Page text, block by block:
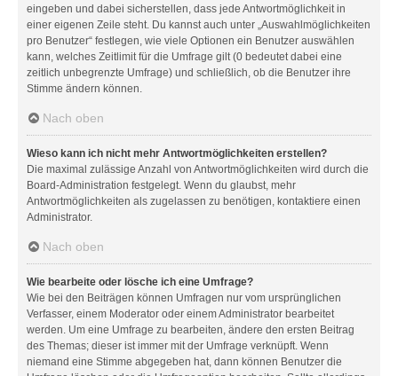
eingeben und dabei sicherstellen, dass jede Antwortmöglichkeit in
einer eigenen Zeile steht. Du kannst auch unter „Auswahlmöglichkeiten
pro Benutzer“ festlegen, wie viele Optionen ein Benutzer auswählen
kann, welches Zeitlimit für die Umfrage gilt (0 bedeutet dabei eine
zeitlich unbegrenzte Umfrage) und schließlich, ob die Benutzer ihre
Stimme ändern können.
Nach oben
Wieso kann ich nicht mehr Antwortmöglichkeiten erstellen?
Die maximal zulässige Anzahl von Antwortmöglichkeiten wird durch die
Board-Administration festgelegt. Wenn du glaubst, mehr
Antwortmöglichkeiten als zugelassen zu benötigen, kontaktiere einen
Administrator.
Nach oben
Wie bearbeite oder lösche ich eine Umfrage?
Wie bei den Beiträgen können Umfragen nur vom ursprünglichen
Verfasser, einem Moderator oder einem Administrator bearbeitet
werden. Um eine Umfrage zu bearbeiten, ändere den ersten Beitrag
des Themas; dieser ist immer mit der Umfrage verknüpft. Wenn
niemand eine Stimme abgegeben hat, dann können Benutzer die